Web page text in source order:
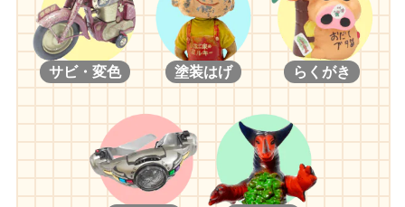
サビ・変色 塗装はげ らくがき